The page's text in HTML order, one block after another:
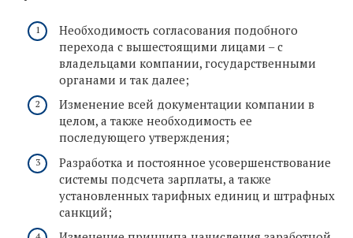
Необходимость согласования подобного
перехода с вышестоящими лицами – с
владельцами компании, государственными
органами и так далее;
Изменение всей документации компании в
целом, а также необходимость ее
последующего утверждения;
Разработка и постоянное усовершенствование
системы подсчета зарплаты, а также
установленных тарифных единиц и штрафных
санкций;